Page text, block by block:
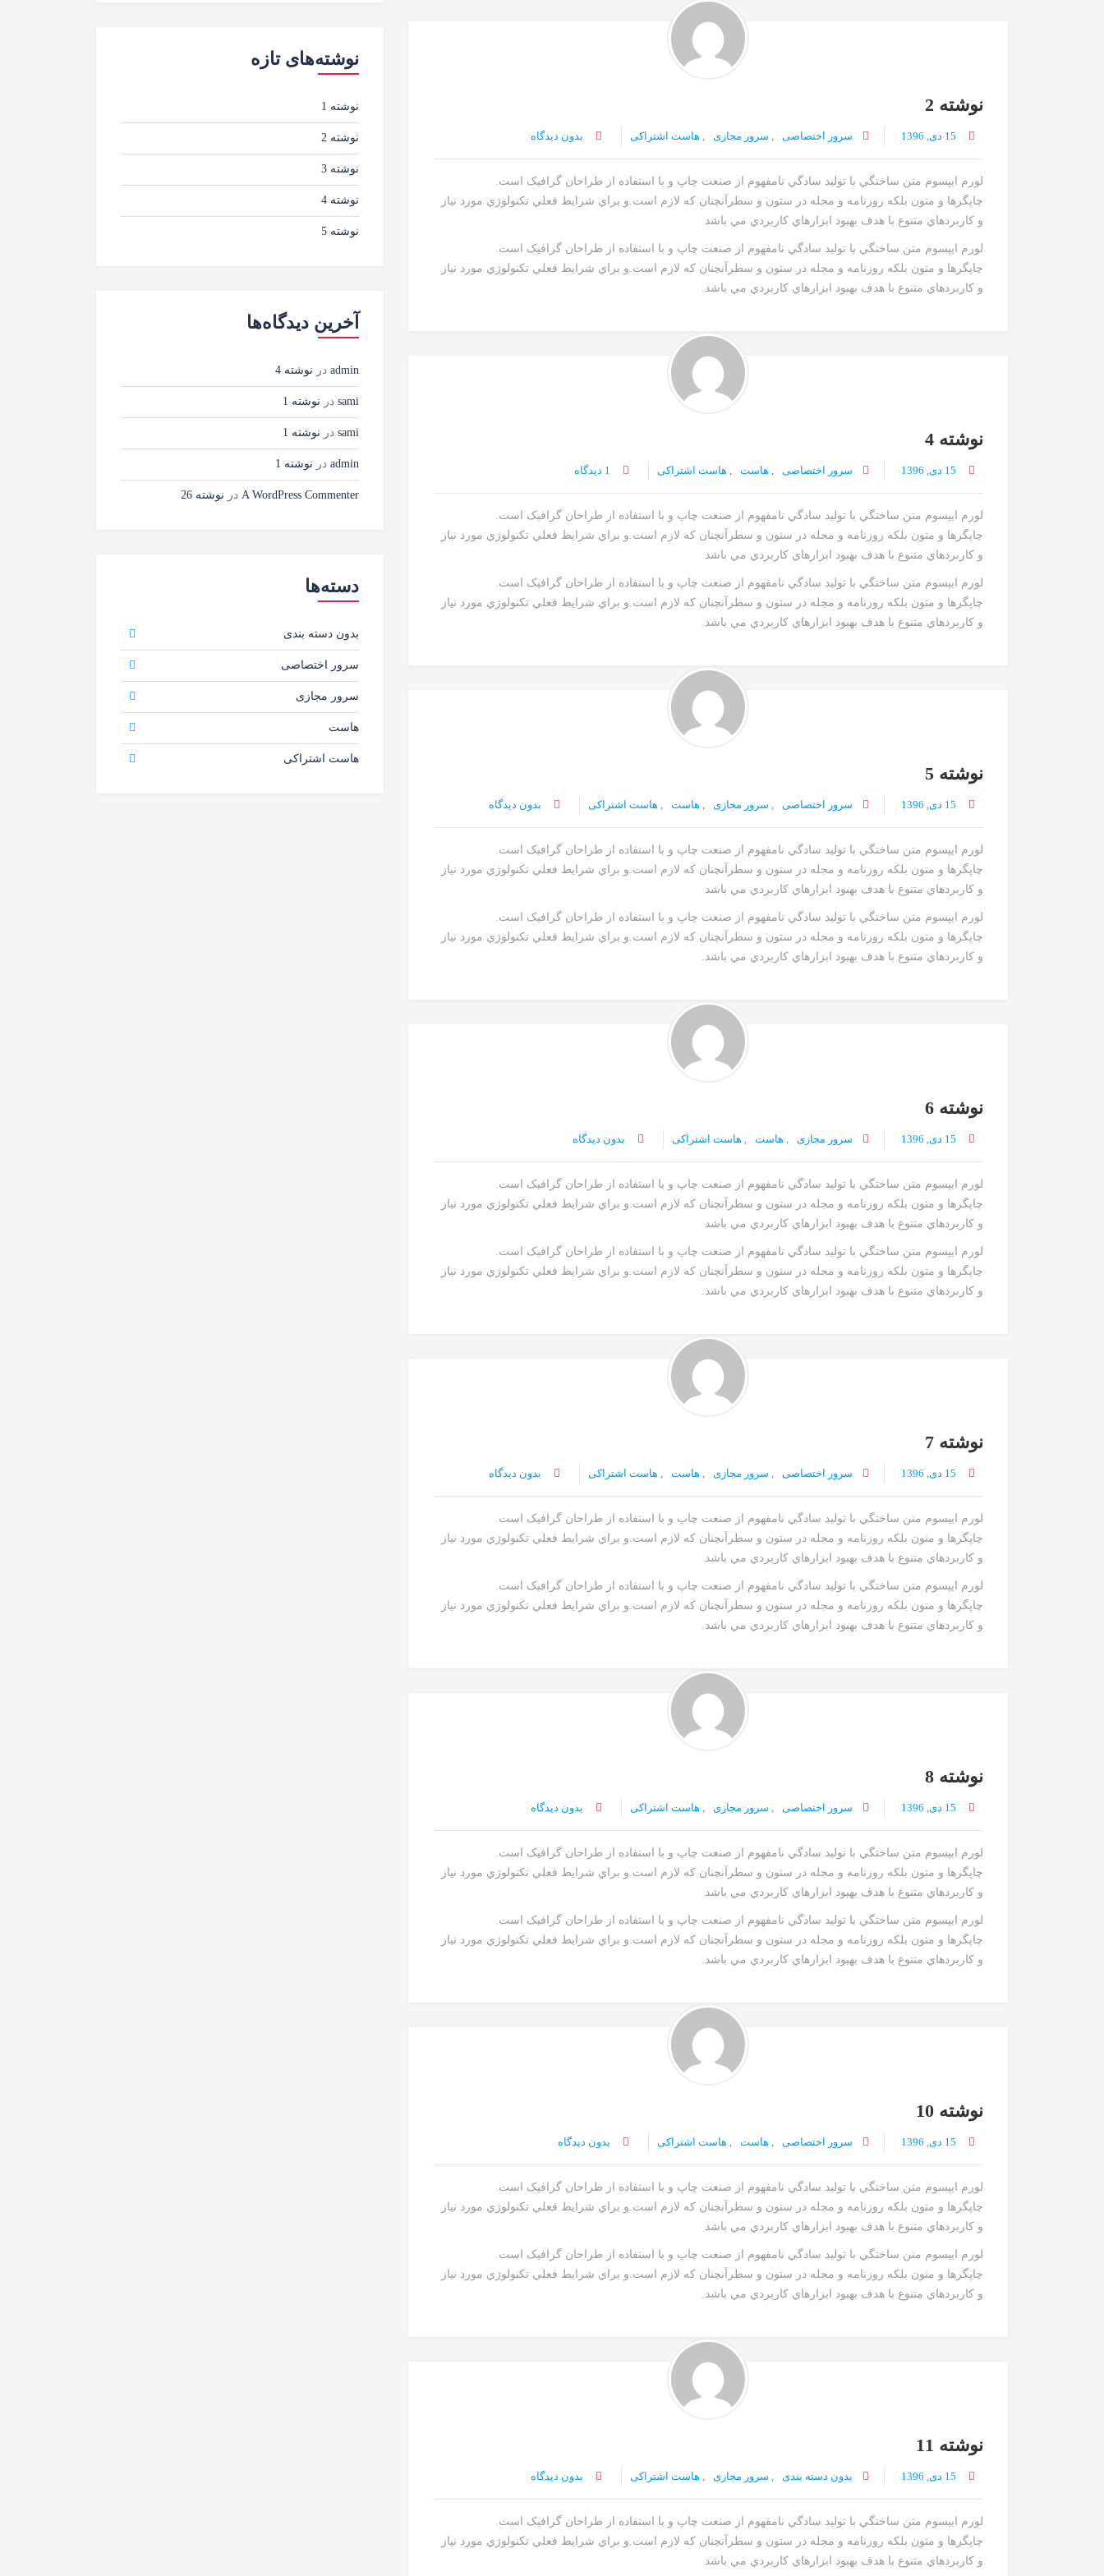
نوشته 2
15 دی, 1396 سرور اختصاصی , سرور مجازی , هاست اشتراکی بدون دیدگاه
لورم ايپسوم متن ساختگي با توليد سادگي نامفهوم از صنعت چاپ و با استفاده از طراحان گرافيک است.
چاپگرها و متون بلکه روزنامه و مجله در ستون و سطرآنچنان که لازم است.و براي شرايط فعلي تکنولوژي مورد نياز
و کاربردهاي متنوع با هدف بهبود ابزارهاي کاربردي مي باشد
لورم ايپسوم متن ساختگي با توليد سادگي نامفهوم از صنعت چاپ و با استفاده از طراحان گرافيک است.
چاپگرها و متون بلکه روزنامه و مجله در ستون و سطرآنچنان که لازم است.و براي شرايط فعلي تکنولوژي مورد نياز
و کاربردهاي متنوع با هدف بهبود ابزارهاي کاربردي مي باشد.
نوشته 4
15 دی, 1396 سرور اختصاصی , هاست , هاست اشتراکی
لورم ايپسوم متن ساختگي با توليد سادگي نامفهوم از صنعت چاپ و با استفاده از طراحان گرافيک است.
چاپگرها و متون بلکه روزنامه و مجله در ستون و سطرآنچنان که لازم است.و براي شرايط فعلي تکنولوژي مورد نياز
و کاربردهاي متنوع با هدف بهبود ابزارهاي کاربردي مي باشد
لورم ايپسوم متن ساختگي با توليد سادگي نامفهوم از صنعت چاپ و با استفاده از طراحان گرافيک است.
چاپگرها و متون بلکه روزنامه و مجله در ستون و سطرآنچنان که لازم است.و براي شرايط فعلي تکنولوژي مورد نياز
و کاربردهاي متنوع با هدف بهبود ابزارهاي کاربردي مي باشد.
نوشته 5
15 دی, 1396 سرور اختصاصی , سرور مجازی , هاست , هاست اشتراکی بدون دیدگاه
لورم ايپسوم متن ساختگي با توليد سادگي نامفهوم از صنعت چاپ و با استفاده از طراحان گرافيک است.
چاپگرها و متون بلکه روزنامه و مجله در ستون و سطرآنچنان که لازم است.و براي شرايط فعلي تکنولوژي مورد نياز
و کاربردهاي متنوع با هدف بهبود ابزارهاي کاربردي مي باشد
لورم ايپسوم متن ساختگي با توليد سادگي نامفهوم از صنعت چاپ و با استفاده از طراحان گرافيک است.
چاپگرها و متون بلکه روزنامه و مجله در ستون و سطرآنچنان که لازم است.و براي شرايط فعلي تکنولوژي مورد نياز
و کاربردهاي متنوع با هدف بهبود ابزارهاي کاربردي مي باشد.
نوشته 6
15 دی, 1396 سرور مجازی , هاست , هاست اشتراکی بدون دیدگاه
لورم ايپسوم متن ساختگي با توليد سادگي نامفهوم از صنعت چاپ و با استفاده از طراحان گرافيک است.
چاپگرها و متون بلکه روزنامه و مجله در ستون و سطرآنچنان که لازم است.و براي شرايط فعلي تکنولوژي مورد نياز
و کاربردهاي متنوع با هدف بهبود ابزارهاي کاربردي مي باشد
لورم ايپسوم متن ساختگي با توليد سادگي نامفهوم از صنعت چاپ و با استفاده از طراحان گرافيک است.
چاپگرها و متون بلکه روزنامه و مجله در ستون و سطرآنچنان که لازم است.و براي شرايط فعلي تکنولوژي مورد نياز
و کاربردهاي متنوع با هدف بهبود ابزارهاي کاربردي مي باشد.
نوشته 7
15 دی, 1396 سرور اختصاصی , سرور مجازی , هاست , هاست اشتراکی بدون دیدگاه
لورم ايپسوم متن ساختگي با توليد سادگي نامفهوم از صنعت چاپ و با استفاده از طراحان گرافيک است.
چاپگرها و متون بلکه روزنامه و مجله در ستون و سطرآنچنان که لازم است.و براي شرايط فعلي تکنولوژي مورد نياز
و کاربردهاي متنوع با هدف بهبود ابزارهاي کاربردي مي باشد
لورم ايپسوم متن ساختگي با توليد سادگي نامفهوم از صنعت چاپ و با استفاده از طراحان گرافيک است.
چاپگرها و متون بلکه روزنامه و مجله در ستون و سطرآنچنان که لازم است.و براي شرايط فعلي تکنولوژي مورد نياز
و کاربردهاي متنوع با هدف بهبود ابزارهاي کاربردي مي باشد.
نوشته 8
15 دی, 1396 سرور اختصاصی , سرور مجازی , هاست اشتراکی بدون دیدگاه
لورم ايپسوم متن ساختگي با توليد سادگي نامفهوم از صنعت چاپ و با استفاده از طراحان گرافيک است.
چاپگرها و متون بلکه روزنامه و مجله در ستون و سطرآنچنان که لازم است.و براي شرايط فعلي تکنولوژي مورد نياز
و کاربردهاي متنوع با هدف بهبود ابزارهاي کاربردي مي باشد
لورم ايپسوم متن ساختگي با توليد سادگي نامفهوم از صنعت چاپ و با استفاده از طراحان گرافيک است.
چاپگرها و متون بلکه روزنامه و مجله در ستون و سطرآنچنان که لازم است.و براي شرايط فعلي تکنولوژي مورد نياز
و کاربردهاي متنوع با هدف بهبود ابزارهاي کاربردي مي باشد.
نوشته 10
15 دی, 1396 سرور اختصاصی , هاست , هاست اشتراکی بدون دیدگاه
لورم ايپسوم متن ساختگي با توليد سادگي نامفهوم از صنعت چاپ و با استفاده از طراحان گرافيک است.
چاپگرها و متون بلکه روزنامه و مجله در ستون و سطرآنچنان که لازم است.و براي شرايط فعلي تکنولوژي مورد نياز
و کاربردهاي متنوع با هدف بهبود ابزارهاي کاربردي مي باشد
لورم ايپسوم متن ساختگي با توليد سادگي نامفهوم از صنعت چاپ و با استفاده از طراحان گرافيک است.
چاپگرها و متون بلکه روزنامه و مجله در ستون و سطرآنچنان که لازم است.و براي شرايط فعلي تکنولوژي مورد نياز
و کاربردهاي متنوع با هدف بهبود ابزارهاي کاربردي مي باشد.
نوشته 11
15 دی, 1396 بدون دسته بندی , سرور مجازی , هاست اشتراکی بدون دیدگاه
لورم ايپسوم متن ساختگي با توليد سادگي نامفهوم از صنعت چاپ و با استفاده از طراحان گرافيک است.
چاپگرها و متون بلکه روزنامه و مجله در ستون و سطرآنچنان که لازم است.و براي شرايط فعلي تکنولوژي مورد نياز
و کاربردهاي متنوع با هدف بهبود ابزارهاي کاربردي مي باشد
نوشته‌های تازه
نوشته 1
نوشته 2
نوشته 3
نوشته 4
نوشته 5
آخرین دیدگاه‌ها
admin در نوشته 4
sami در نوشته 1
sami در نوشته 1
admin در نوشته 1
A WordPress Commenter در نوشته 26
دسته‌ها
بدون دسته بندی
سرور اختصاصی
سرور مجازی
هاست
هاست اشتراکی